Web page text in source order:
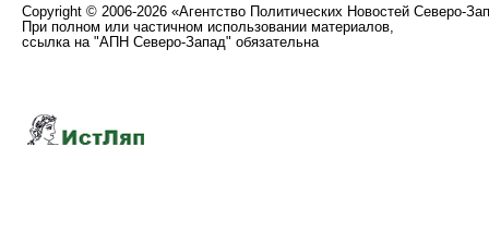
Copyright © 2006-2026 «Агентство Политических Новостей Северо-
При полном или частичном использовании материалов,
ссылка на "АПН Северо-Запад" обязательна